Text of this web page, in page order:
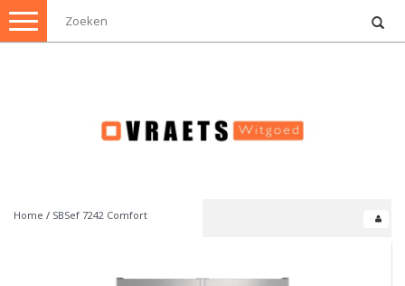
Toggle
navigation
Home / SBSef 7242 Comfort